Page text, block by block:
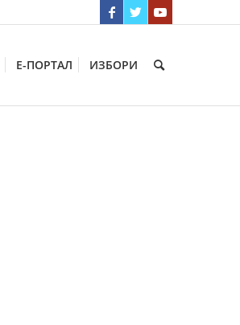
Е-ПОРТАЛ ИЗБОРИ